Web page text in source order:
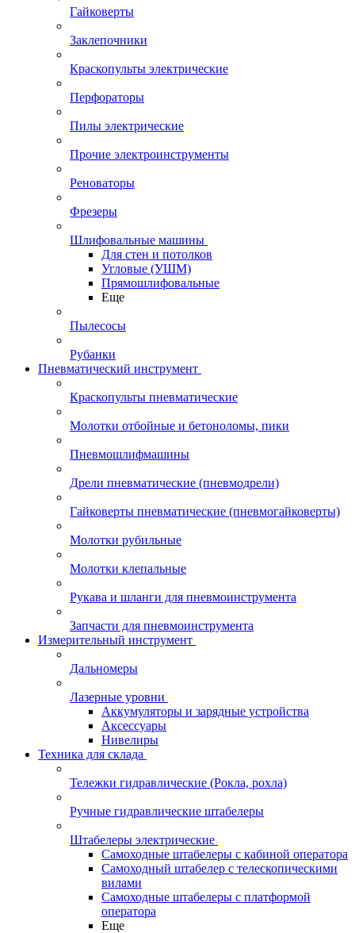
Гайковерты
Заклепочники
Краскопульты электрические
Перфораторы
Пилы электрические
Прочие электроинструменты
Реноваторы
Фрезеры
Шлифовальные машины
Для стен и потолков
Угловые (УШМ)
Прямошлифовальные
Еще
Пылесосы
Рубанки
Пневматический инструмент
Краскопульты пневматические
Молотки отбойные и бетоноломы, пики
Пневмошлифмашины
Дрели пневматические (пневмодрели)
Гайковерты пневматические (пневмогайковерты)
Молотки рубильные
Молотки клепальные
Рукава и шланги для пневмоинструмента
Запчасти для пневмоинструмента
Измерительный инструмент
Дальномеры
Лазерные уровни
Аккумуляторы и зарядные устройства
Аксессуары
Нивелиры
Техника для склада
Тележки гидравлические (Рокла, рохла)
Ручные гидравлические штабелеры
Штабелеры электрические
Самоходные штабелеры с кабиной оператора
Самоходный штабелер с телескопическими
вилами
Самоходные штабелеры с платформой
оператора
Еще